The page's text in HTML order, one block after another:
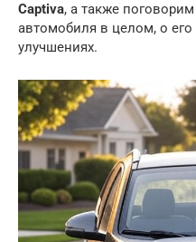
Captiva, а также
автомобиля в целом, о
улучшениях.